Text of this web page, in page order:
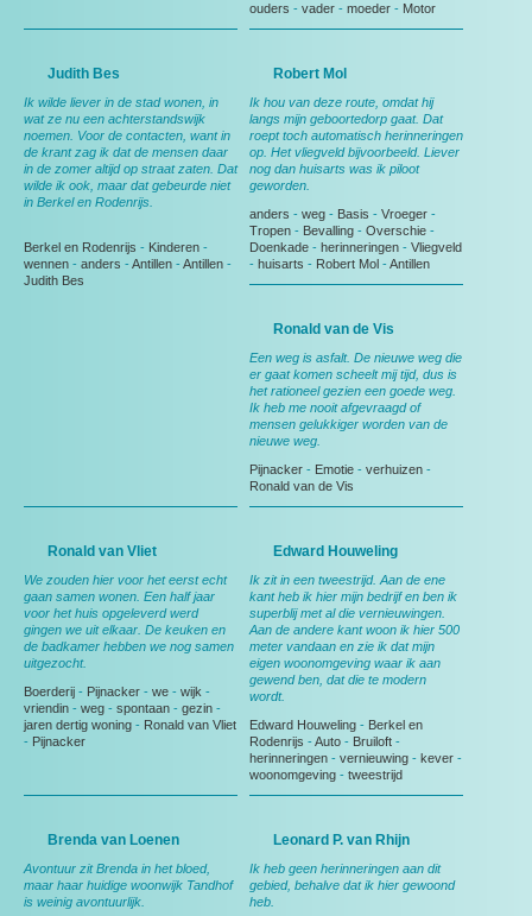
ouders - vader - moeder - Motor
Judith Bes
Ik wilde liever in de stad wonen, in
wat ze nu een achterstandswijk
noemen. Voor de contacten, want in
de krant zag ik dat de mensen daar
in de zomer altijd op straat zaten. Dat
wilde ik ook, maar dat gebeurde niet
in Berkel en Rodenrijs.
Berkel en Rodenrijs - Kinderen -
wennen - anders -Antillen -Antillen -
Judith Bes
Robert Mol
Ik hou van deze route, omdat hij
langs mijn geboortedorp gaat. Dat
roept toch automatisch herinneringen
op. Het vliegveld bijvoorbeeld. Liever
nog dan huisarts was ik piloot
geworden.
anders - weg - Basis - Vroeger -
Tropen - Bevalling - Overschie -
Doenkade - herinneringen - Vliegveld
- huisarts - Robert Mol -Antillen
Ronald van de Vis
Een weg is asfalt. De nieuwe weg die
er gaat komen scheelt mij tijd, dus is
het rationeel gezien een goede weg.
Ik heb me nooit afgevraagd of
mensen gelukkiger worden van de
nieuwe weg.
Pijnacker - Emotie - verhuizen -
Ronald van de Vis
Ronald van Vliet
We zouden hier voor het eerst echt
gaan samen wonen. Een half jaar
voor het huis opgeleverd werd
gingen we uit elkaar. De keuken en
de badkamer hebben we nog samen
uitgezocht.
Boerderij - Pijnacker - we - wijk -
vriendin - weg - spontaan - gezin -
jaren dertig woning - Ronald van Vliet
- Pijnacker
Edward Houweling
Ik zit in een tweestrijd. Aan de ene
kant heb ik hier mijn bedrijf en ben ik
superblij met al die vernieuwingen.
Aan de andere kant woon ik hier 500
meter vandaan en zie ik dat mijn
eigen woonomgeving waar ik aan
gewend ben, dat die te modern
wordt.
Edward Houweling - Berkel en
Rodenrijs -Auto - Bruiloft -
herinneringen - vernieuwing - kever -
woonomgeving - tweestrijd
Brenda van Loenen
Avontuur zit Brenda in het bloed,
maar haar huidige woonwijk Tandhof
is weinig avontuurlijk.
Leonard P. van Rhijn
Ik heb geen herinneringen aan dit
gebied, behalve dat ik hier gewoond
heb.